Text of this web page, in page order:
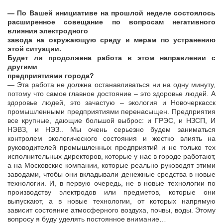
— По Вашей инициативе на прошлой неделе состоялось
расширенное совещание по вопросам негативного
влияния электродного
завода на окружающую среду и мерам по устранению
этой ситуации.
Будет ли продолжена работа в этом направлении с
другими
предприятиями города?
— Эта работа не должна останавливаться ни на одну минуту,
потому что самое главное достояние – это здоровье людей. А
здоровье людей, это зачастую – экология и Новочеркасск
промышленными предприятиями перенасыщен. Предприятия
все крупные, дающие большой выброс: и ГРЭС, и НЗСП, И
НЭВЗ, и НЭЗ.. Мы очень серьезно будем заниматься
контролем экологического состояния и жестко влиять на
руководителей промышленных предприятий и не только тех
исполнительных директоров, которые у нас в городе работают,
а на Московские компании, которые реально руководят этими
заводами, чтобы они вкладывали денежные средства в новые
технологии. И, в первую очередь, не в новые технологии по
производству электродов или предметов, которые они
выпускают, а в новые технологии, от которых напрямую
зависит состояние атмосферного воздуха, почвы, воды. Этому
вопросу я буду уделять постоянное внимание…